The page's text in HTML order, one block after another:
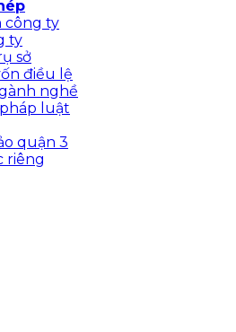
công ty
ty
sở
điều lệ
nghề
luật
quận 3
riêng